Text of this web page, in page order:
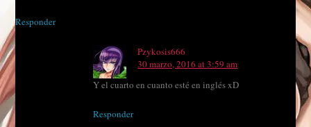
Responder
Pzykosis666
30 marzo, 2016 at 3:59 am
Y el cuarto en cuanto esté en inglés xD
Responder